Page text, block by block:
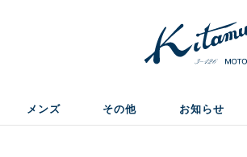
メンズ その他 お知らせ